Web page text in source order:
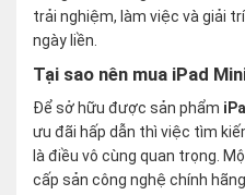
trải nghiệm, làm việc và giải
ngày liền.
Tại sao nên mua iPad
Để sở hữu được sản phẩm
ưu đãi hấp dẫn thì việc tìm
là điều vô cùng quan trọng.
cấp sản công nghệ chính